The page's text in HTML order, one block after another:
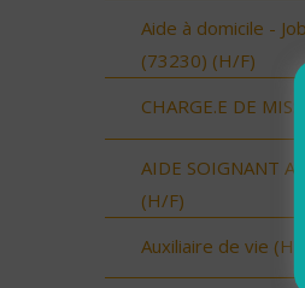
Aide à domicile -
(73230) (H/F)
CHARGE.E DE
AIDE SOIGNANT A
(H/F)
Auxiliaire de vie (H/F)